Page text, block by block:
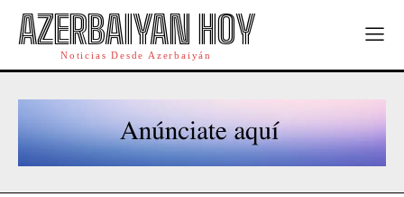
AZERBAIYAN HOY
Noticias Desde Azerbaiyán